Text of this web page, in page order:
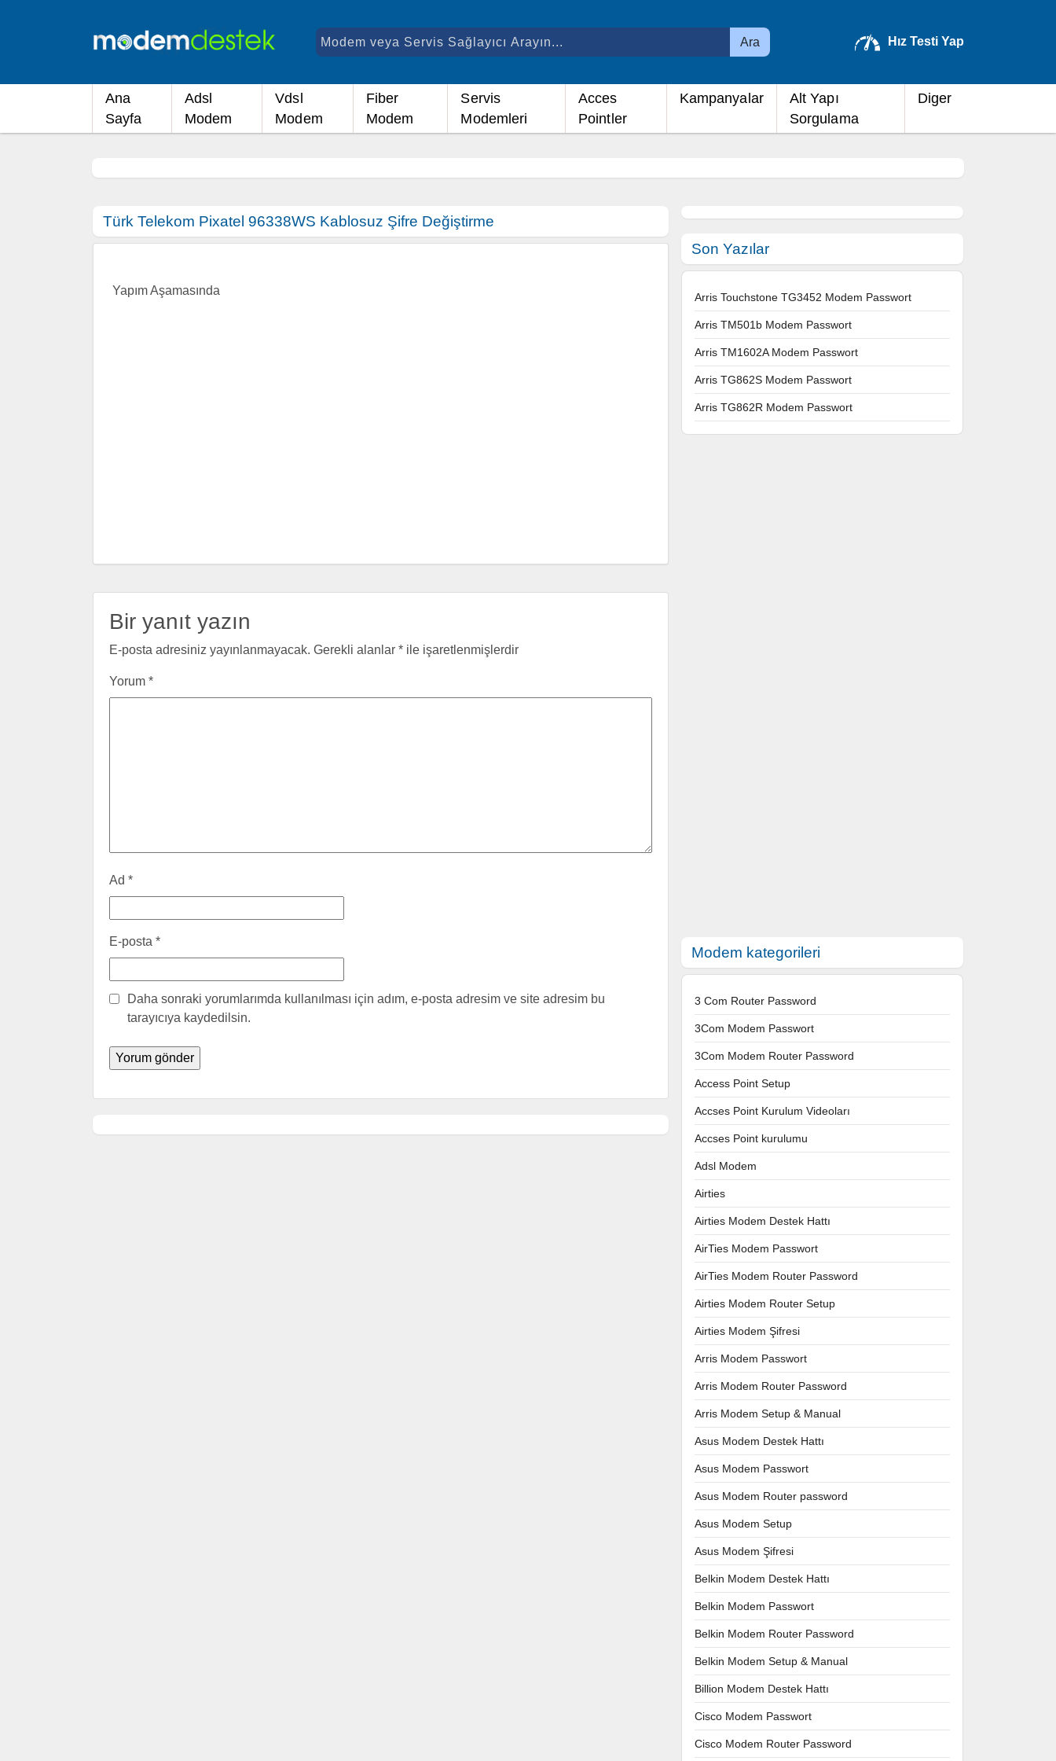
Ara Hız Testi Yap
Ana
Sayfa
Adsl
Modem
Vdsl
Modem
Fiber
Modem
Servis
Modemleri
Acces
Pointler
Kampanyalar
Alt Yapı
Sorgulama
Diger
Türk Telekom Pixatel 96338WS Kablosuz Şifre Değiştirme
Yapım Aşamasında
Bir yanıt yazın
E-posta adresiniz yayınlanmayacak. Gerekli alanlar * ile işaretlenmişlerdir
Yorum *
Ad *
E-posta *
Daha sonraki yorumlarımda kullanılması için adım, e-posta adresim ve site adresim bu
tarayıcıya kaydedilsin.
Son Yazılar
Arris Touchstone TG3452 Modem Passwort
Arris TM501b Modem Passwort
Arris TM1602A Modem Passwort
Arris TG862S Modem Passwort
Arris TG862R Modem Passwort
Modem kategorileri
3 Com Router Password
3Com Modem Passwort
3Com Modem Router Password
Access Point Setup
Accses Point Kurulum Videoları
Accses Point kurulumu
Adsl Modem
Airties
Airties Modem Destek Hattı
AirTies Modem Passwort
AirTies Modem Router Password
Airties Modem Router Setup
Airties Modem Şifresi
Arris Modem Passwort
Arris Modem Router Password
Arris Modem Setup & Manual
Asus Modem Destek Hattı
Asus Modem Passwort
Asus Modem Router password
Asus Modem Setup
Asus Modem Şifresi
Belkin Modem Destek Hattı
Belkin Modem Passwort
Belkin Modem Router Password
Belkin Modem Setup & Manual
Billion Modem Destek Hattı
Cisco Modem Passwort
Cisco Modem Router Password